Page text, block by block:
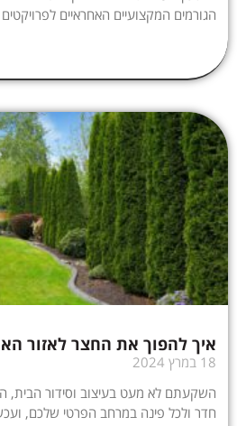
הגורמים המקצועיים האחראיים
איך להפוך את החצר לאזור
18 במרץ 2024
השקעתם לא מעט בעיצוב וסידור
חדר ולכל פינה במרחב הפרטי שלכם,